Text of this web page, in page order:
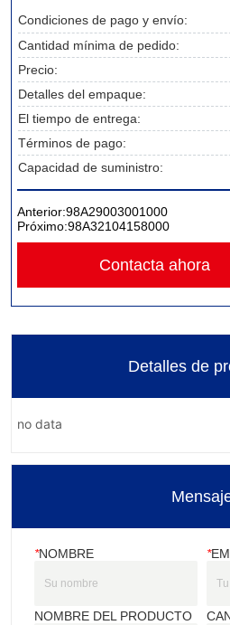
Condiciones de pago y envío:
Cantidad mínima de pedido:
Precio:
Detalles del empaque:
El tiempo de entrega:
Términos de pago:
Capacidad de suministro:
Anterior:98A29003001000
Próximo:98A32104158000
Contacta ahora
Detalles de
no data
*NOMBRE *
NOMBRE DEL PRODUCTO